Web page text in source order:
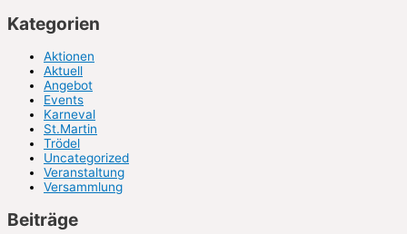
Kategorien
Aktionen
Aktuell
Angebot
Events
Karneval
St.Martin
Trödel
Uncategorized
Veranstaltung
Versammlung
Beiträge